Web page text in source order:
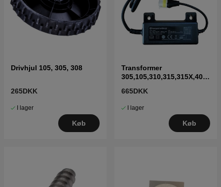
Drivhjul 105, 305, 308
265DKK
I lager
Køb
Transformer
305,105,310,315,315X,405
Mark II
665DKK
I lager
Køb